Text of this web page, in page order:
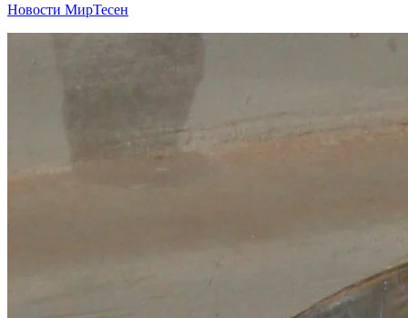
Новости МирТесен